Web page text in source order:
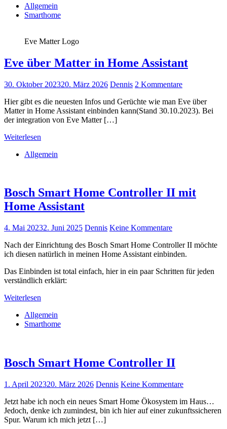
Allgemein
Smarthome
Eve Matter Logo
Eve über Matter in Home Assistant
30. Oktober 202320. März 2026 Dennis 2 Kommentare
Hier gibt es die neuesten Infos und Gerüchte wie man Eve über
Matter in Home Assistant einbinden kann(Stand 30.10.2023). Bei
der integration von Eve Matter […]
Weiterlesen
Allgemein
Bosch Smart Home Controller II mit
Home Assistant
4. Mai 20232. Juni 2025 Dennis Keine Kommentare
Nach der Einrichtung des Bosch Smart Home Controller II möchte
ich diesen natürlich in meinen Home Assistant einbinden.
Das Einbinden ist total einfach, hier in ein paar Schritten für jeden
verständlich erklärt:
Weiterlesen
Allgemein
Smarthome
Bosch Smart Home Controller II
1. April 202320. März 2026 Dennis Keine Kommentare
Jetzt habe ich noch ein neues Smart Home Ökosystem im Haus…
Jedoch, denke ich zumindest, bin ich hier auf einer zukunftssicheren
Spur. Warum ich mich jetzt […]